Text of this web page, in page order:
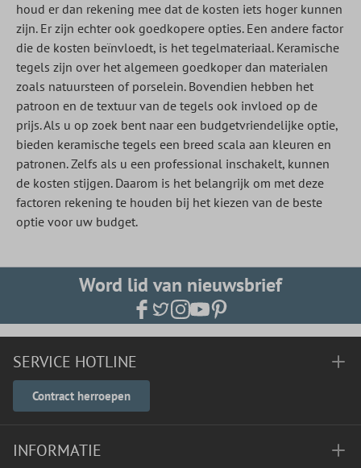
houd er dan rekening mee dat de kosten iets hoger kunnen
zijn. Er zijn echter ook goedkopere opties. Een andere factor
die de kosten beïnvloedt, is het tegelmateriaal. Keramische
tegels zijn over het algemeen goedkoper dan materialen
zoals natuursteen of porselein. Bovendien hebben het
patroon en de textuur van de tegels ook invloed op de
prijs. Als u op zoek bent naar een budgetvriendelijke optie,
bieden keramische tegels een breed scala aan kleuren en
patronen. Zelfs als u een professional inschakelt, kunnen
de kosten stijgen. Daarom is het belangrijk om met deze
factoren rekening te houden bij het kiezen van de beste
optie voor uw budget.
Word lid van nieuwsbrief
SERVICE HOTLINE
Contract herroepen
INFORMATIE